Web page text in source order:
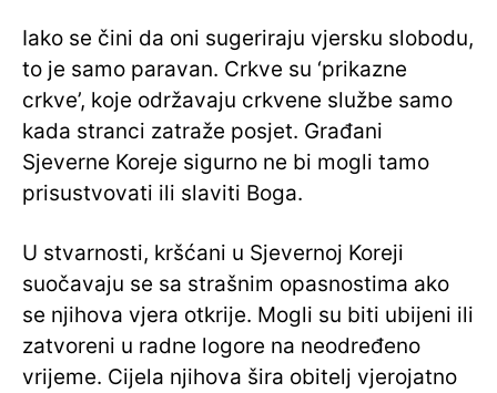
Iako se čini da oni sugeriraju vjersku slobodu,
to je samo paravan. Crkve su ‘prikazne
crkve’, koje održavaju crkvene službe samo
kada stranci zatraže posjet. Građani
Sjeverne Koreje sigurno ne bi mogli tamo
prisustvovati ili slaviti Boga.
U stvarnosti, kršćani u Sjevernoj Koreji
suočavaju se sa strašnim opasnostima ako
se njihova vjera otkrije. Mogli su biti ubijeni ili
zatvoreni u radne logore na neodređeno
vrijeme. Cijela njihova šira obitelj vjerojatno